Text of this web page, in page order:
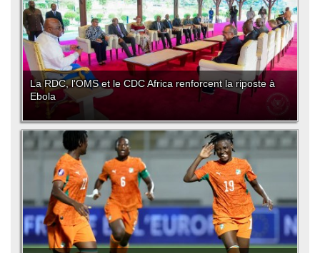
La RDC, l'OMS et le CDC Africa renforcent la riposte à
Ebola